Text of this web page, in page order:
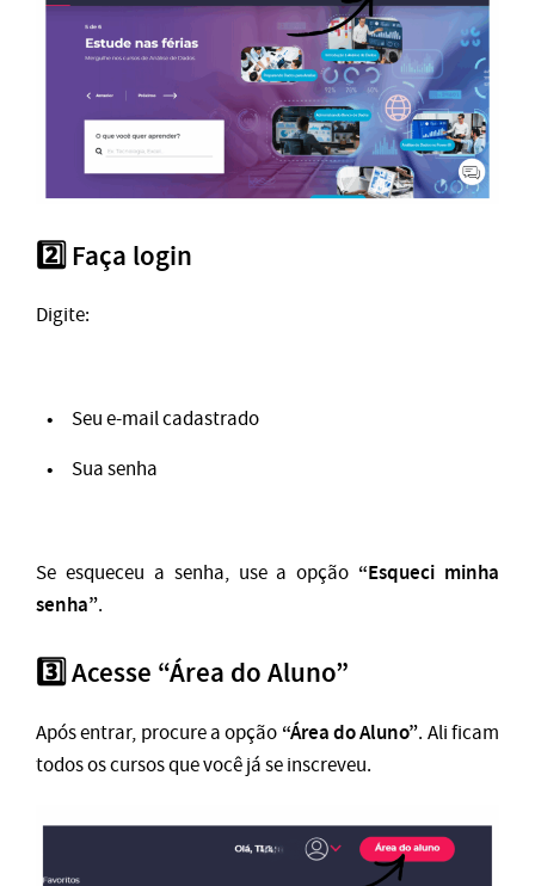
2️⃣ Faça login
Digite:
Seu e-mail cadastrado
Sua senha
Se esqueceu a senha, use a opção “Esqueci minha
senha”.
3️⃣ Acesse “Área do Aluno”
Após entrar, procure a opção “Área do Aluno”. Ali ficam
todos os cursos que você já se inscreveu.